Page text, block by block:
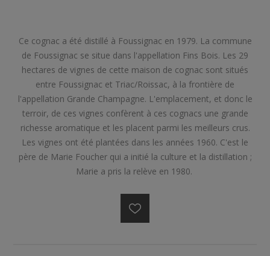
Ce cognac a été distillé à Foussignac en 1979. La commune
de Foussignac se situe dans l'appellation Fins Bois. Les 29
hectares de vignes de cette maison de cognac sont situés
entre Foussignac et Triac/Roissac, à la frontière de
l'appellation Grande Champagne. L'emplacement, et donc le
terroir, de ces vignes confèrent à ces cognacs une grande
richesse aromatique et les placent parmi les meilleurs crus.
Les vignes ont été plantées dans les années 1960. C'est le
père de Marie Foucher qui a initié la culture et la distillation ;
Marie a pris la relève en 1980.